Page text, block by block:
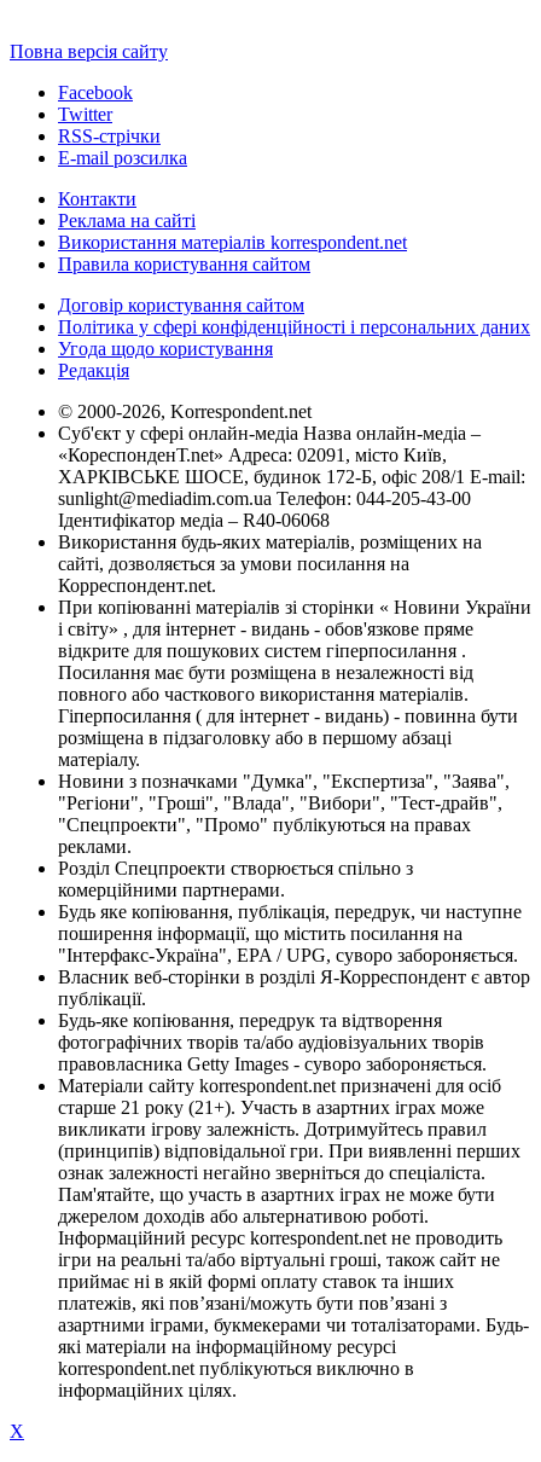
Повна версія сайту
Facebook
Twitter
RSS-стрічки
E-mail розсилка
Контакти
Реклама на сайті
Використання матеріалів korrespondent.net
Правила користування сайтом
Договір користування сайтом
Політика у сфері конфіденційності і персональних даних
Угода щодо користування
Редакція
© 2000-2026, Korrespondent.net
Суб'єкт у сфері онлайн-медіа Назва онлайн-медіа –
«КореспонденТ.net» Адреса: 02091, місто Київ,
ХАРКІВСЬКЕ ШОСЕ, будинок 172-Б, офіс 208/1 E-mail:
sunlight@mediadim.com.ua Телефон: 044-205-43-00
Ідентифікатор медіа – R40-06068
Використання будь-яких матеріалів, розміщених на
сайті, дозволяється за умови посилання на
Корреспондент.net.
При копіюванні матеріалів зі сторінки « Новини України
і світу» , для інтернет - видань - обов'язкове пряме
відкрите для пошукових систем гіперпосилання .
Посилання має бути розміщена в незалежності від
повного або часткового використання матеріалів.
Гіперпосилання ( для інтернет - видань) - повинна бути
розміщена в підзаголовку або в першому абзаці
матеріалу.
Новини з позначками "Думка", "Експертиза", "Заява",
"Регіони", "Гроші", "Влада", "Вибори", "Тест-драйв",
"Спецпроекти", "Промо" публікуються на правах
реклами.
Розділ Спецпроекти створюється спільно з
комерційними партнерами.
Будь яке копіювання, публікація, передрук, чи наступне
поширення інформації, що містить посилання на
"Інтерфакс-Україна", EPA / UPG, суворо забороняється.
Власник веб-сторінки в розділі Я-Корреспондент є автор
публікації.
Будь-яке копіювання, передрук та відтворення
фотографічних творів та/або аудіовізуальних творів
правовласника Getty Images - суворо забороняється.
Матеріали сайту korrespondent.net призначені для осіб
старше 21 року (21+). Участь в азартних іграх може
викликати ігрову залежність. Дотримуйтесь правил
(принципів) відповідальної гри. При виявленні перших
ознак залежності негайно зверніться до спеціаліста.
Пам'ятайте, що участь в азартних іграх не може бути
джерелом доходів або альтернативою роботі.
Інформаційний ресурс korrespondent.net не проводить
ігри на реальні та/або віртуальні гроші, також сайт не
приймає ні в якій формі оплату ставок та інших
платежів, які пов’язані/можуть бути пов’язані з
азартними іграми, букмекерами чи тоталізаторами. Будь-
які матеріали на інформаційному ресурсі
korrespondent.net публікуються виключно в
інформаційних цілях.
X